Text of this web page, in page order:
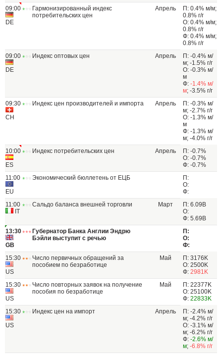
09:00
DE
Гармонизированный индекс
потребительских цен
Апрель
П: 0.4% м/м;
0.8% г/г
О: 0.4% м/м;
0.8% г/г
Ф: 0.4% м/м;
0.8% г/г
09:00
DE
Индекс оптовых цен Апрель
П: -0.4% м/
м; -1.5% г/г
О: -0.3% м/
м
Ф: -1.4% м/
м; -3.5% г/г
09:30
CH
Индекс цен производителей и импорта Апрель
П: -0.3% м/
м; -2.7% г/г
О: -1.3% м/
м
Ф: -1.3% м/
м; -4.0% г/г
10:00
ES
Индекс потребительских цен Апрель
П: -0.7%
О: -0.7%
Ф: -0.7%
11:00
EU
Экономический бюллетень от ЕЦБ
П:
О:
Ф:
11:00
IT
Сальдо баланса внешней торговли Март
П: 6.09B
О:
Ф: 5.69B
13:30
GB
Губернатор Банка Англии Эндрю
Бэйли выступит с речью
П:
О:
Ф:
15:30
US
Число первичных обращений за
пособием по безработице
Май
П: 3176K
О: 2500K
Ф: 2981K
15:30
US
Число повторных заявок на получение
пособия по безработице
Май
П: 22377K
О: 25100K
Ф: 22833K
15:30
US
Индекс цен на импорт Апрель
П: -2.4% м/
м; -4.2% г/г
О: -3.1% м/
м; -6.2% г/г
Ф: -2.6% м/
м; -6.8% г/г